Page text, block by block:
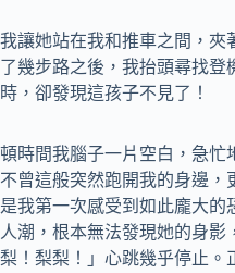
我讓她站在我和推車之間，夾
了幾步路之後，我抬頭尋找登
時，卻發現這孩子不見了！
頓時間我腦子一片空白，急忙
不曾這般突然跑開我的身邊，
是我第一次感受到如此龐大的
人潮，根本無法發現她的身影
梨！梨梨！」心跳幾乎停止。